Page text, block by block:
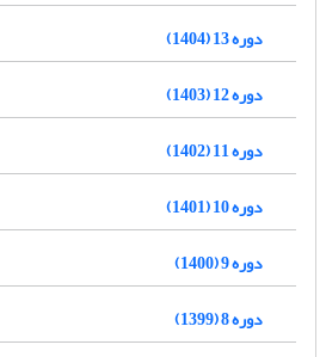
دوره 13 (1404)
دوره 12 (1403)
دوره 11 (1402)
دوره 10 (1401)
دوره 9 (1400)
دوره 8 (1399)